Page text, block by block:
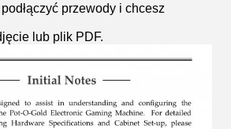
przewody i chcesz
lub plik PDF.